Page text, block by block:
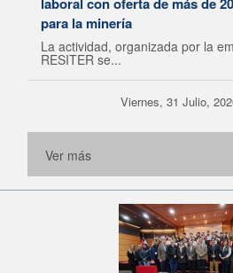
para la minería
La actividad, organizada por la
RESITER se...
Viernes, 31 Julio,
Ver más